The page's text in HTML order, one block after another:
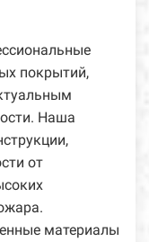
покрытий,
Наша
от
материалы